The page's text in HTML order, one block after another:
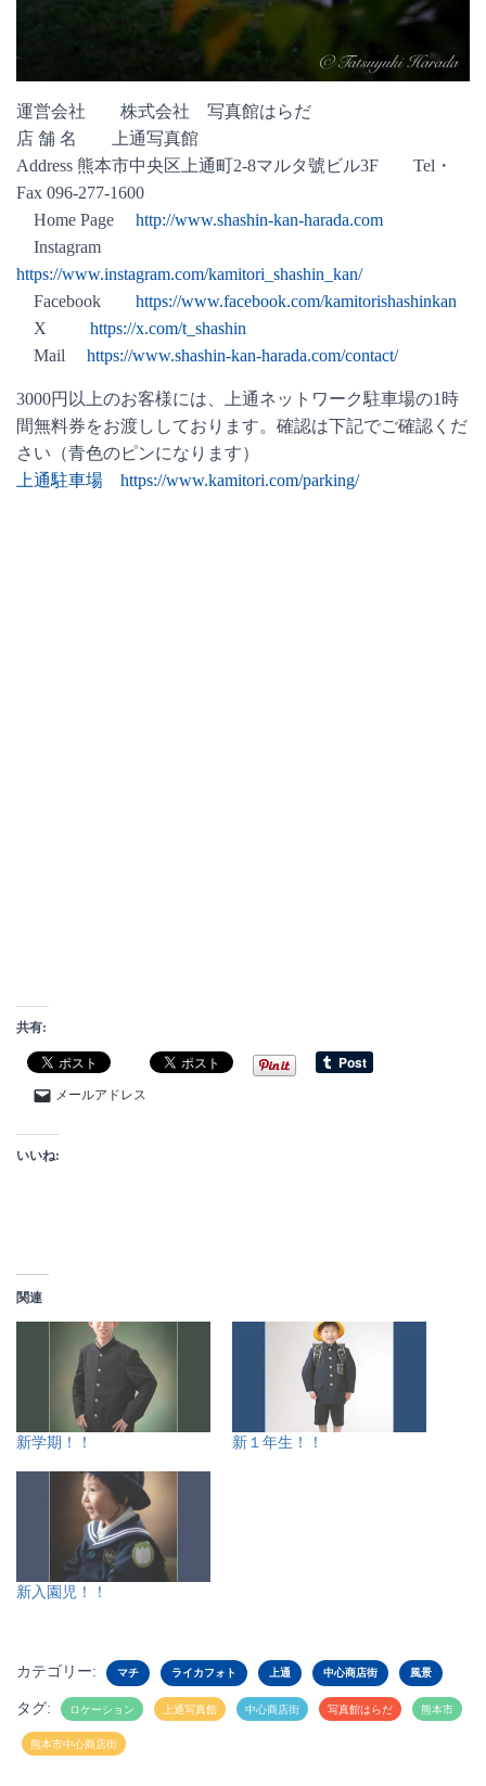
運営会社 株式会社 写真館はらだ
店 舗 名 上通写真館
Address 熊本市中央区上通町2-8マルタ號ビル3F
Tel・
Fax 096-277-1600
Home Page
http://www.shashin-kan-harada.com
Instagram
https://www.instagram.com/kamitori_shashin_kan/
Facebook https://www.facebook.com/kamitorishashinkan
X https://x.com/t_shashin
Mail https://www.shashin-kan-harada.com/contact/
3000円以上のお客様には、上通ネットワーク駐車場の1時
間無料券をお渡ししております。確認は下記でご確認くだ
さい（青色のピンになります）
上通駐車場 https://www.kamitori.com/parking/
共有:
メールアドレス
いいね:
関連
新学期！！ 新１年生！！
新入園児！！
カテゴリー: マチ ライカフォト 上通 中心商店街 風景
タグ: ロケーション 上通写真館 中心商店街 写真館はらだ 熊本市
熊本市中心商店街